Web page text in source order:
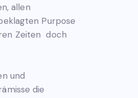
allen
Purpose
Zeiten doch
und
die